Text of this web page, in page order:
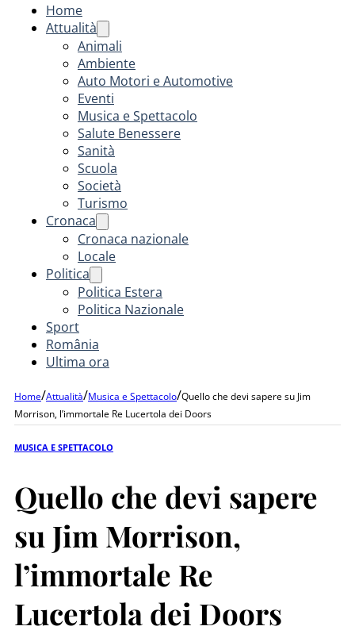
Home
Attualità
Animali
Ambiente
Auto Motori e Automotive
Eventi
Musica e Spettacolo
Salute Benessere
Sanità
Scuola
Società
Turismo
Cronaca
Cronaca nazionale
Locale
Politica
Politica Estera
Politica Nazionale
Sport
România
Ultima ora
Home/Attualità/Musica e Spettacolo/Quello che devi sapere su Jim
Morrison, l’immortale Re Lucertola dei Doors
MUSICA E SPETTACOLO
Quello che devi sapere
su Jim Morrison,
l’immortale Re
Lucertola dei Doors